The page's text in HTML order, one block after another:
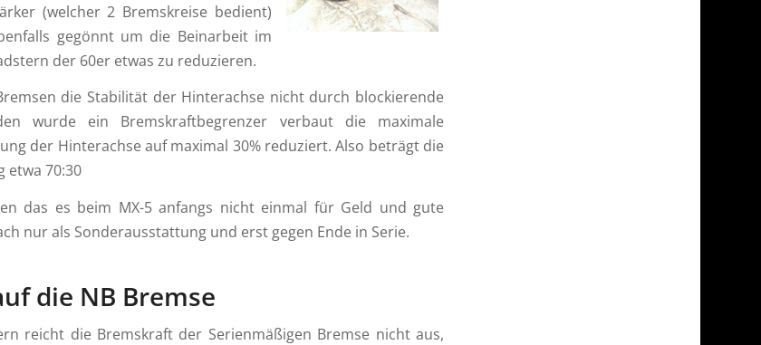
(welcher 2 Bremskreise bedient)
gegönnt um die Beinarbeit im
der 60er etwas zu reduzieren.
die Stabilität der Hinterachse nicht durch blockierende
wurde ein Bremskraftbegrenzer verbaut die maximale
der Hinterachse auf maximal 30% reduziert. Also beträgt die
etwa 70:30
das es beim MX-5 anfangs nicht einmal für Geld und gute
nur als Sonderausstattung und erst gegen Ende in Serie.
die NB Bremse
reicht die Bremskraft der Serienmäßigen Bremse nicht aus,